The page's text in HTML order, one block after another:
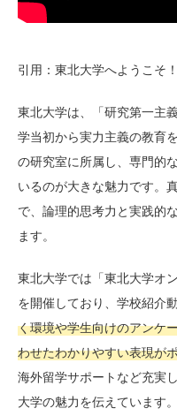
引用：東北大学へようこそ！
東北大学は、「研究第一主
学当初から実力主義の教育
の研究室に所属し、専門的
いるのが大きな魅力です。
で、論理的思考力と実践的
ます。
東北大学では「東北大学オ
を開催しており、学校紹介
く環境や学生向けのアンケ
わせたわかりやすい表現が
海外留学サポートなど充実
大学の魅力を伝えています。